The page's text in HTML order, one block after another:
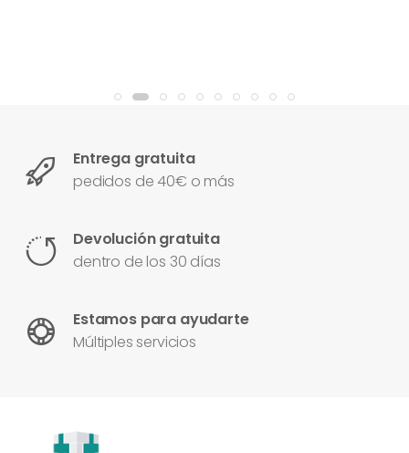
Entrega gratuita
pedidos de 40€ o más
Devolución gratuita
dentro de los 30 días
Estamos para ayudarte
Múltiples servicios